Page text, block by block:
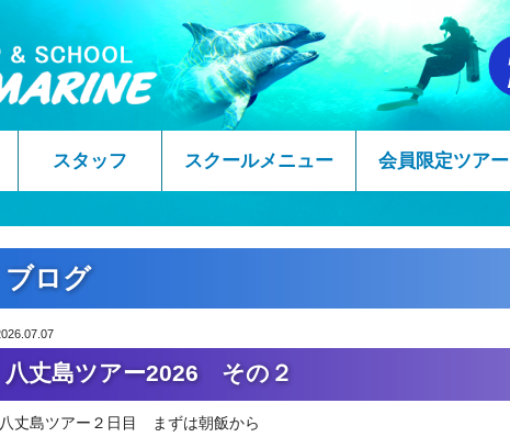
スタッフ スクールメニュー 会員限定ツアー
ブログ
八丈島ツアー2026 その２
八丈島ツアー２日目 まずは朝飯から